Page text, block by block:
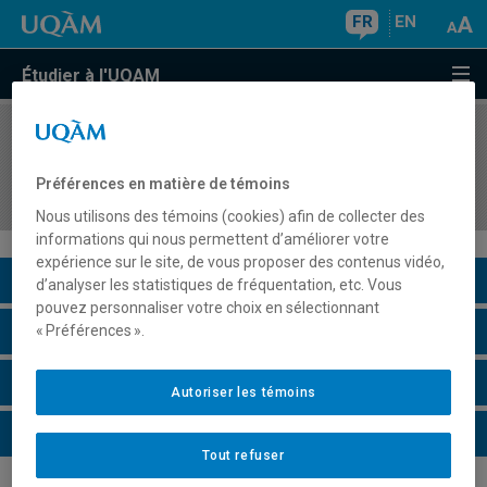
FR EN
Étudier à l'UQAM
COURS//
cr.)
Description du cours
Horaire - Été 2026
Horaire - Automne 2026
Horaire - Hiver 2027
Préférences en matière de témoins
Nous utilisons des témoins (cookies) afin de collecter des
informations qui nous permettent d’améliorer votre
expérience sur le site, de vous proposer des contenus vidéo,
d’analyser les statistiques de fréquentation, etc. Vous
pouvez personnaliser votre choix en sélectionnant
« Préférences ».
Tout refuser
Autoriser les témoins